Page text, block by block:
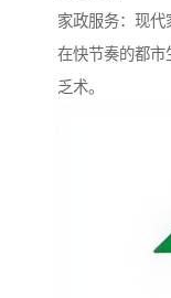
家政服务：现代
在快节奏的都市
乏术。